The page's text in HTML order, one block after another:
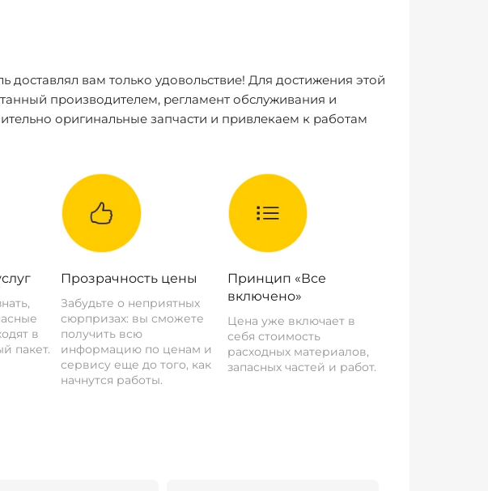
вам только удовольствие! Для достижения этой
производителем, регламент обслуживания и
оригинальные запчасти и привлекаем к работам
в
пакет.
Прозрачность цены
Забудьте о неприятных
сюрпризах: вы сможете
получить всю
информацию по ценам и
сервису еще до того, как
начнутся работы.
Принцип «Все
включено»
Цена уже включает в
себя стоимость
расходных материалов,
запасных частей и работ.